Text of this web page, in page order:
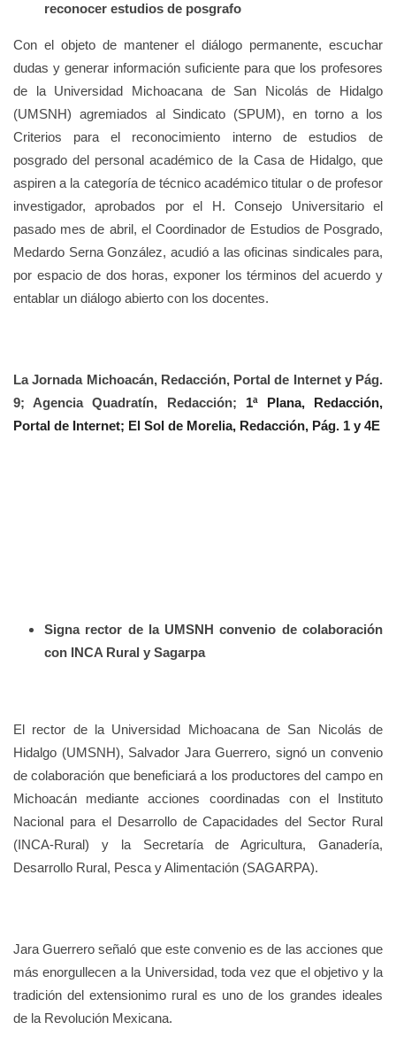
reconocer estudios de posgrafo
Con el objeto de mantener el diálogo permanente, escuchar
dudas y generar información suficiente para que los profesores
de la Universidad Michoacana de San Nicolás de Hidalgo
(UMSNH) agremiados al Sindicato (SPUM), en torno a los
Criterios para el reconocimiento interno de estudios de
posgrado del personal académico de la Casa de Hidalgo, que
aspiren a la categoría de técnico académico titular o de profesor
investigador, aprobados por el H. Consejo Universitario el
pasado mes de abril, el Coordinador de Estudios de Posgrado,
Medardo Serna González, acudió a las oficinas sindicales para,
por espacio de dos horas, exponer los términos del acuerdo y
entablar un diálogo abierto con los docentes.
La Jornada Michoacán, Redacción, Portal de Internet y Pág.
9; Agencia Quadratín, Redacción; 1ª Plana, Redacción,
Portal de Internet; El Sol de Morelia, Redacción, Pág. 1 y 4E
Signa rector de la UMSNH convenio de colaboración
con INCA Rural y Sagarpa
El rector de la Universidad Michoacana de San Nicolás de
Hidalgo (UMSNH), Salvador Jara Guerrero, signó un convenio
de colaboración que beneficiará a los productores del campo en
Michoacán mediante acciones coordinadas con el Instituto
Nacional para el Desarrollo de Capacidades del Sector Rural
(INCA-Rural) y la Secretaría de Agricultura, Ganadería,
Desarrollo Rural, Pesca y Alimentación (SAGARPA).
Jara Guerrero señaló que este convenio es de las acciones que
más enorgullecen a la Universidad, toda vez que el objetivo y la
tradición del extensionimo rural es uno de los grandes ideales
de la Revolución Mexicana.